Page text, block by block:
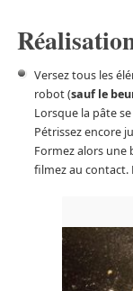
Versez tous les
robot (sauf le
Lorsque la pâte
Pétrissez encore
Formez alors une
filmez au contact.